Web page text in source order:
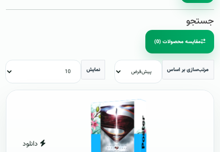
جستجو
مقایسه محصولات (0)
مرتب‌سازی بر اساس نمایش
دانلود